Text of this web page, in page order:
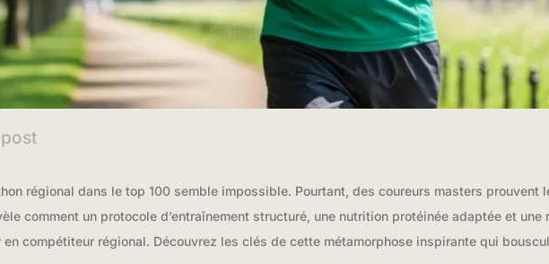
régional dans le top 100 semble impossible. Pourtant, des coureurs masters prouvent
comment un protocole d’entraînement structuré, une nutrition protéinée adaptée et une
compétiteur régional. Découvrez les clés de cette métamorphose inspirante qui